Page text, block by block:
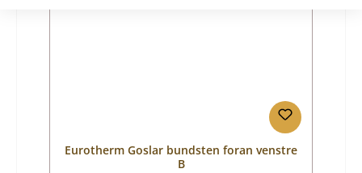
Eurotherm Goslar bundsten foran venstre
B